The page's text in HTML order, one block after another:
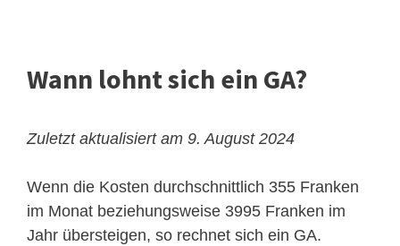
Wann lohnt sich ein GA?
Zuletzt aktualisiert am 9. August 2024
Wenn die Kosten durchschnittlich 355 Franken
im Monat beziehungsweise 3995 Franken im
Jahr übersteigen, so rechnet sich ein GA.